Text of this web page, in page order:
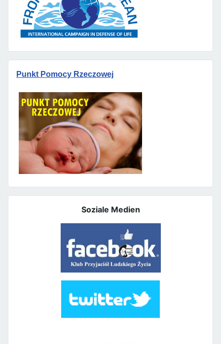
Punkt Pomocy Rzeczowej
Soziale Medien